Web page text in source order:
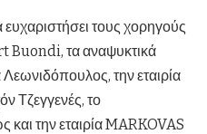
τους χορηγούς
Buondi, τα αναψυκτικά
την εταιρία
Τζεγγενές, το
την εταιρία MARKOVAS